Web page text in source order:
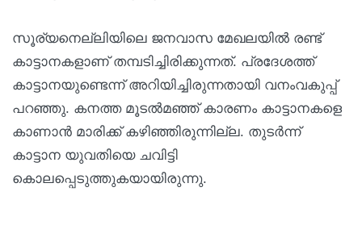
സൂര്യനെല്ലിയിലെ ജനവാസ മേഖലയിൽ രണ്ട്
കാട്ടാനകളാണ് തമ്പടിച്ചിരിക്കുന്നത്. പ്രദേശത്ത്
കാട്ടാനയുണ്ടെന്ന് അറിയിച്ചിരുന്നതായി വനംവകുപ്പ്
പറഞ്ഞു. കനത്ത മൂടൽമഞ്ഞ് കാരണം കാട്ടാനകളെ
കാണാൻ മാരിക്ക് കഴിഞ്ഞിരുന്നില്ല. തുടർന്ന്
കാട്ടാന യുവതിയെ ചവിട്ടി
കൊലപ്പെടുത്തുകയായിരുന്നു.